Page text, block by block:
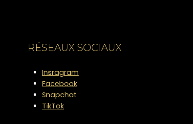
RÉSEAUX SOCIAUX
Insragram
Facebook
Snapchat
TikTok